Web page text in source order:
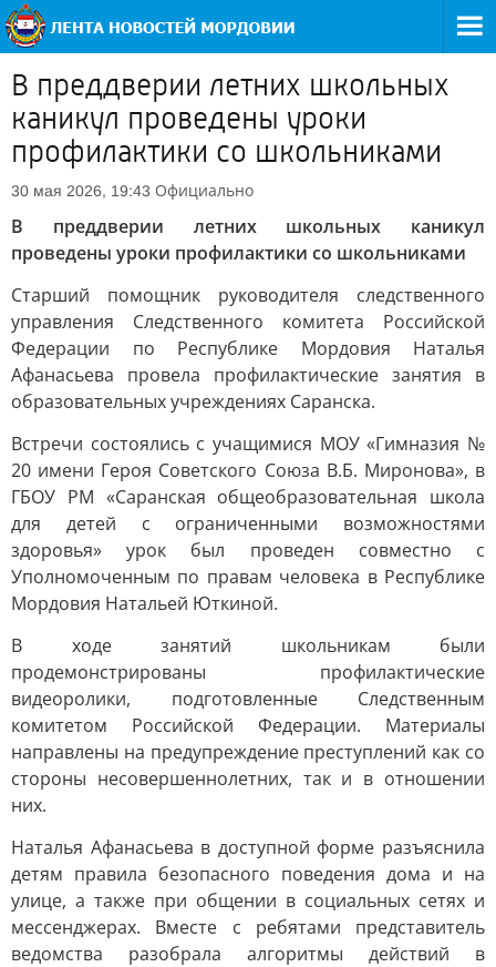
В преддверии летних школьных
каникул проведены уроки
профилактики со школьниками
30 мая 2026, 19:43 Официально
В преддверии летних школьных каникул
проведены уроки профилактики со школьниками
Старший помощник руководителя следственного
управления Следственного комитета Российской
Федерации по Республике Мордовия Наталья
Афанасьева провела профилактические занятия в
образовательных учреждениях Саранска.
Встречи состоялись с учащимися МОУ «Гимназия №
20 имени Героя Советского Союза В.Б. Миронова», в
ГБОУ РМ «Саранская общеобразовательная школа
для детей с ограниченными возможностями
здоровья» урок был проведен совместно с
Уполномоченным по правам человека в Республике
Мордовия Натальей Юткиной.
В ходе занятий школьникам были
продемонстрированы профилактические
видеоролики, подготовленные Следственным
комитетом Российской Федерации. Материалы
направлены на предупреждение преступлений как со
стороны несовершеннолетних, так и в отношении
них.
Наталья Афанасьева в доступной форме разъяснила
детям правила безопасного поведения дома и на
улице, а также при общении в социальных сетях и
мессенджерах. Вместе с ребятами представитель
ведомства разобрала алгоритмы действий в